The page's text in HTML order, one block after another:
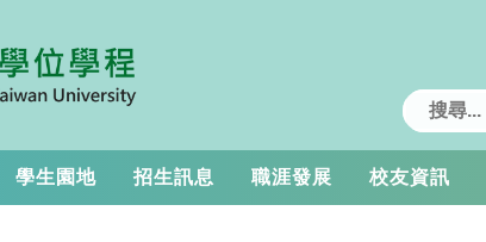
學生園地 招生訊息 職涯發展 校友資訊